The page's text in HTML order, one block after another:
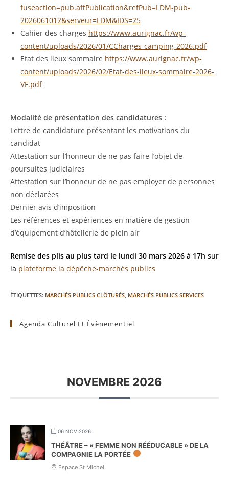
fuseaction=pub.affPublication&refPub=LDM-pub-
2026061012&serveur=LDM&IDS=25
Cahier des charges https://www.aurignac.fr/wp-
content/uploads/2026/01/CCharges-camping-2026.pdf
Etat des lieux sommaire https://www.aurignac.fr/wp-
content/uploads/2026/02/Etat-des-lieux-sommaire-2026-
VF.pdf
Modalité de présentation des candidatures :
Lettre de candidature présentant les motivations du
candidat
Attestation sur l’honneur de ne pas faire l’objet de
poursuites judiciaires
Attestation sur l’honneur de ne pas employer de personnes
non déclarées
Dernier avis d’imposition
Les références et expériences en matière de gestion
d’équipement d’hôtellerie de plein air
Remise des plis au plus tard le lundi 30 mars 2026 à 17h sur
la plateforme la dépêche-marchés publics
ÉTIQUETTES: MARCHÉS PUBLICS CLÔTURÉS, MARCHÉS PUBLICS SERVICES
Agenda Culturel Et Évènementiel
NOVEMBRE 2026
06 NOV 2026
THÉÂTRE – « FEMME NON RÉÉDUCABLE » DE LA
COMPAGNIE LA PORTÉE
Espace St Michel